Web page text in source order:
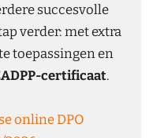
succesvolle
verder: met extra
toepassingen en
certificaat.
online DPO